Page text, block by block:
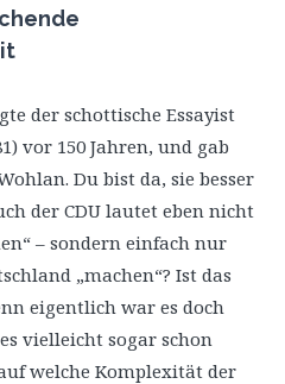
der schottische Essayist
vor 150 Jahren, und gab
Du bist da, sie besser
der CDU lautet eben nicht
– sondern einfach nur
„machen“? Ist das
eigentlich war es doch
vielleicht sogar schon
welche Komplexität der